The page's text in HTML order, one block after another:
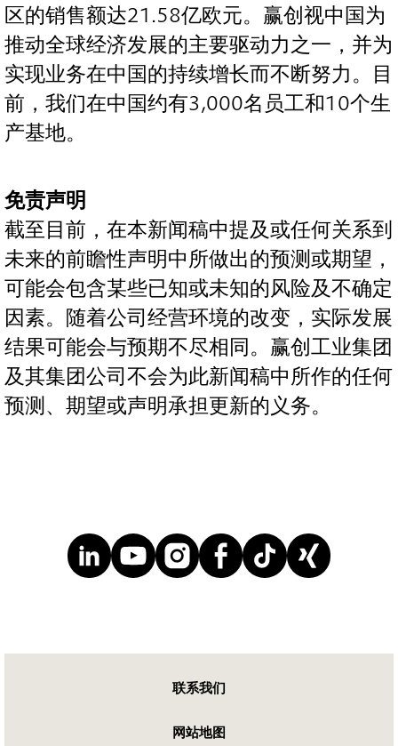
区的销售额达21.58亿欧元。赢创视中国为
推动全球经济发展的主要驱动力之一，并为
实现业务在中国的持续增长而不断努力。目
前，我们在中国约有3,000名员工和10个生
产基地。
免责声明
截至目前，在本新闻稿中提及或任何关系到
未来的前瞻性声明中所做出的预测或期望，
可能会包含某些已知或未知的风险及不确定
因素。随着公司经营环境的改变，实际发展
结果可能会与预期不尽相同。赢创工业集团
及其集团公司不会为此新闻稿中所作的任何
预测、期望或声明承担更新的义务。
联系我们
网站地图